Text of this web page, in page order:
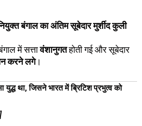
बंगाल का अंतिम सूबेदार मुर्शीद कुली
में सत्तावंशानुगतहोती गई और सूबेदार
करने लगे।
था, जिसने भारत में ब्रिटिश प्रभुत्व को